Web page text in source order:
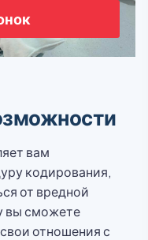
вам
кодирования,
от вредной
вы сможете
отношения с